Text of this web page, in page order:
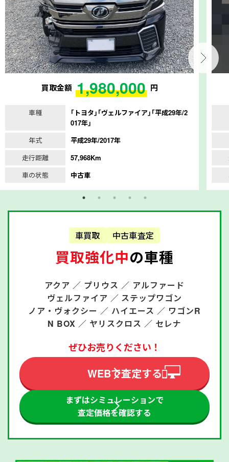
買取金額 1,980,000 円
車種
｢トヨタ｣｢ヴェルファイア｣｢平成29年/2
017年｣
年式
平成29年/2017年
走行距離
57,968Km
車の状態
中古車
車買取 中古車査定
買取強化中の車種
アクア ／ プリウス ／ アルファード
ヴェルファイア ／ ステップワゴン
ノア・ヴォクシー ／ ハイエース ／ ワゴンR
N BOX ／ ヤリスクロス ／ セレナ
ぜひお売りください！
WEBで査定する
まずはシミュレーションで
査定価格を確認する